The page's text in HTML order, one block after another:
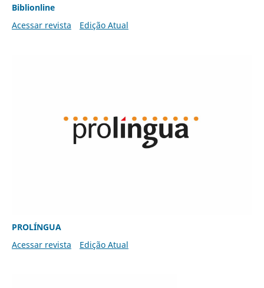
Biblionline
Acessar revista
Edição Atual
PROLÍNGUA
Acessar revista
Edição Atual